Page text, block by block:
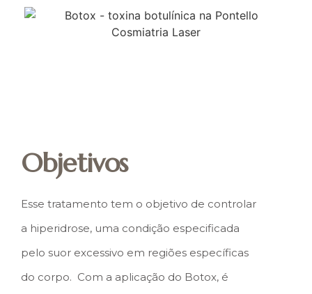
Objetivos
Esse tratamento tem o objetivo de controlar
a hiperidrose, uma condição especificada
pelo suor excessivo em regiões específicas
do corpo. Com a aplicação do Botox, é